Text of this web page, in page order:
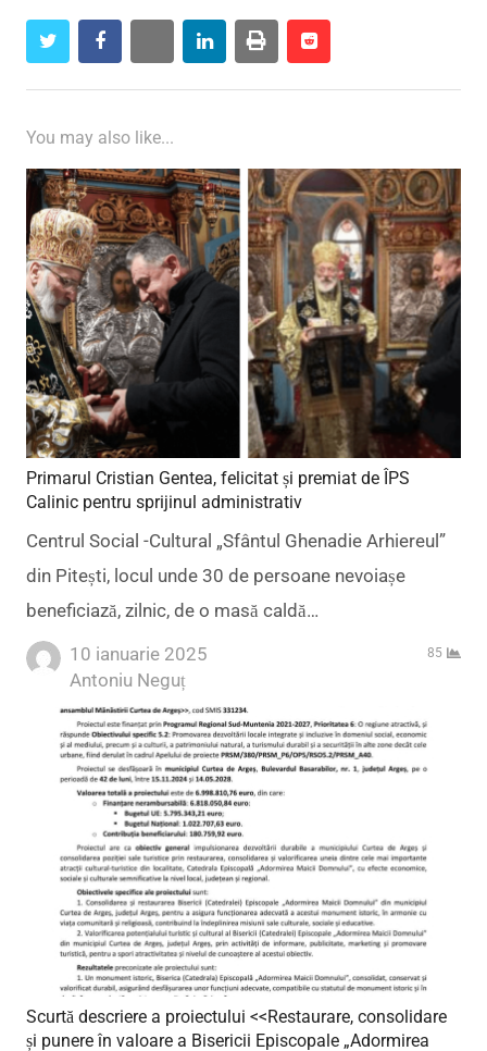
twitterfacebookwhatsapplinkedinprint reddit
reddit
You may also like...
Primarul Cristian Gentea, felicitat și premiat de ÎPS
Calinic pentru sprijinul administrativ
Centrul Social -Cultural „Sfântul Ghenadie Arhiereul”
din Pitești, locul unde 30 de persoane nevoiașe
beneficiază, zilnic, de o masă caldă…
10 ianuarie 2025
Author
Antoniu Neguț
85
Scurtă descriere a proiectului <<Restaurare, consolidare
și punere în valoare a Bisericii Episcopale „Adormirea